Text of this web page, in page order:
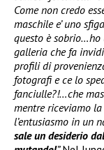
Come non credo
maschile e’ uno
questo è
galleria che fa
profili di
fotografi e ce lo
fanciulle?!…che
mentre riceviamo
l’entusiasmo in un
sale un desiderio